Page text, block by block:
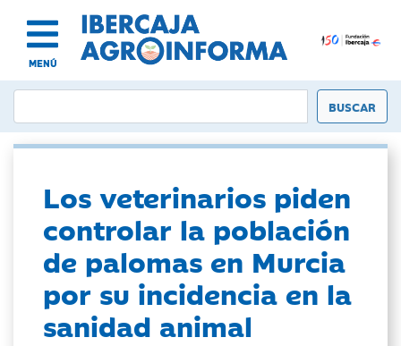
MENÚ
Los veterinarios piden
controlar la población
de palomas en Murcia
por su incidencia en la
sanidad animal